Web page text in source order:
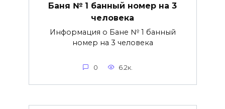
Баня № 1 банный номер на 3
человека
Информация о Бане № 1 банный
номер на 3 человека
0 6.2к.